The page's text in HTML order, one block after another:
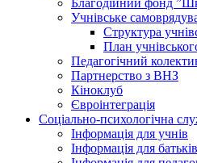
Благодійний фонд
Учнівське
Структура
План
Педагогічний
Партнерство з ВНЗ
Кіноклуб
Євроінтеграція
Соціально-психологічна
Інформація для учнів
Інформація для батьків